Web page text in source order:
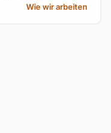
sind.
Wie wir arbeiten